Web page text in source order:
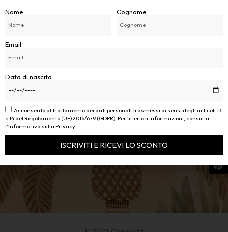
PALMAREA
PALMAREA DI DAVIDE
MELFITANO
39012 MERANO ( BZ )
P.IVA:03267110215
IL BRAND
About Us
Assistenza
Clienti
Condizioni di
vendita
AREA
SOCIAL
Seguici sui
social per
restare
prodotti e
continuare
a vivere il
Nome Cognome
Email
Data di nascita
Acconsento al trattamento dei dati personali trasmessi ai sensi degli articoli 13
e 14 del Regolamento (UE) 2016/679 (GDPR). Per ulteriori informazioni, consulta
l'Informativa sulla Privacy
ISCRIVITI E RICEVI LO SCONTO
Alternative: